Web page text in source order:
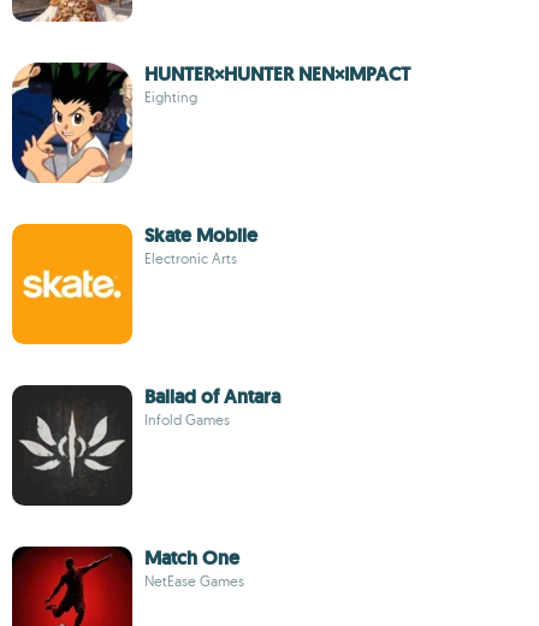
HUNTER×HUNTER NEN×IMPACT
Eighting
Skate Mobile
Electronic Arts
Ballad of Antara
Infold Games
Match One
NetEase Games